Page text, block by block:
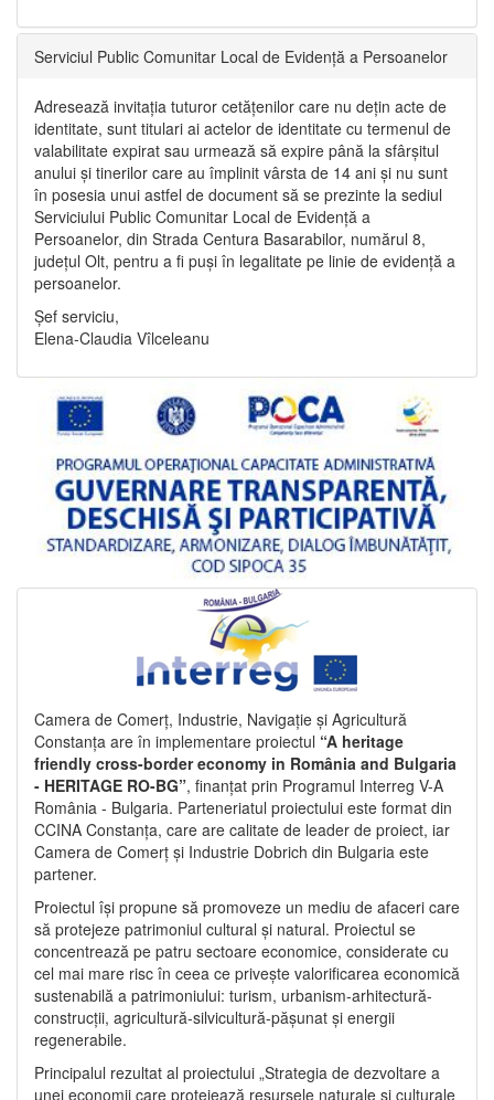
Serviciul Public Comunitar Local de Evidență a Persoanelor
Adresează invitația tuturor cetățenilor care nu dețin acte de
identitate, sunt titulari ai actelor de identitate cu termenul de
valabilitate expirat sau urmează să expire până la sfârșitul
anului și tinerilor care au împlinit vârsta de 14 ani și nu sunt
în posesia unui astfel de document să se prezinte la sediul
Serviciului Public Comunitar Local de Evidență a
Persoanelor, din Strada Centura Basarabilor, numărul 8,
județul Olt, pentru a fi puși în legalitate pe linie de evidență a
persoanelor.
Șef serviciu,
Elena-Claudia Vîlceleanu
Camera de Comerț, Industrie, Navigație și Agricultură
Constanța are în implementare proiectul “A heritage
friendly cross-border economy in România and Bulgaria
- HERITAGE RO-BG”, finanțat prin Programul Interreg V-A
România - Bulgaria. Parteneriatul proiectului este format din
CCINA Constanța, care are calitate de leader de proiect, iar
Camera de Comerț și Industrie Dobrich din Bulgaria este
partener.
Proiectul își propune să promoveze un mediu de afaceri care
să protejeze patrimoniul cultural și natural. Proiectul se
concentrează pe patru sectoare economice, considerate cu
cel mai mare risc în ceea ce privește valorificarea economică
sustenabilă a patrimoniului: turism, urbanism-arhitectură-
construcții, agricultură-silvicultură-pășunat și energii
regenerabile.
Principalul rezultat al proiectului „Strategia de dezvoltare a
unei economii care protejează resursele naturale și culturale